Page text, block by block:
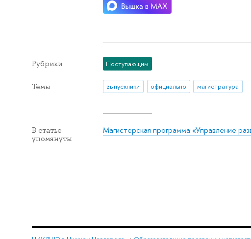
Рубрики Поступающим
Темы выпускники официально магистратура
В статье
упомянуты
Магистерская программа «Управление